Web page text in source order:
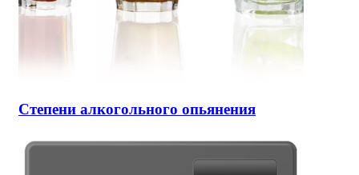
Степени алкогольного опьянения